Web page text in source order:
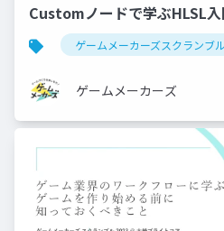
Customノードで学ぶHLSL入
ゲームメーカーズスクランブル
ゲームメーカーズ